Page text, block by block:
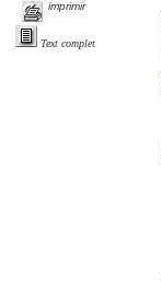
imprimir
Text complet